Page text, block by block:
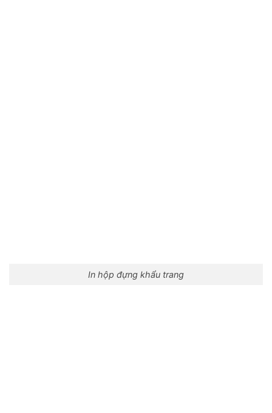
In hộp đựng khẩu trang